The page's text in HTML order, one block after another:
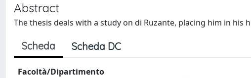
Abstract
The thesis deals with a study on di Ruzante, placing him in his
Scheda Scheda DC
Facoltà/Dipartimento